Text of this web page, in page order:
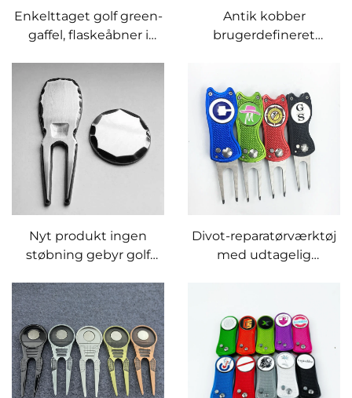
Enkelttaget golf green-
gaffel, flaskeåbner i
brugerdefineret divot-
repareringsværktøj
Antik kobber
brugerdefineret
bold markør
Nyt produkt ingen
støbning gebyr golf
reparationsgaffel med
brugerdefineret
gravureret logo
boldmærke håndlavet
kant golf pitchgaffel
Divot-reparatørværktøj
med udtagelig